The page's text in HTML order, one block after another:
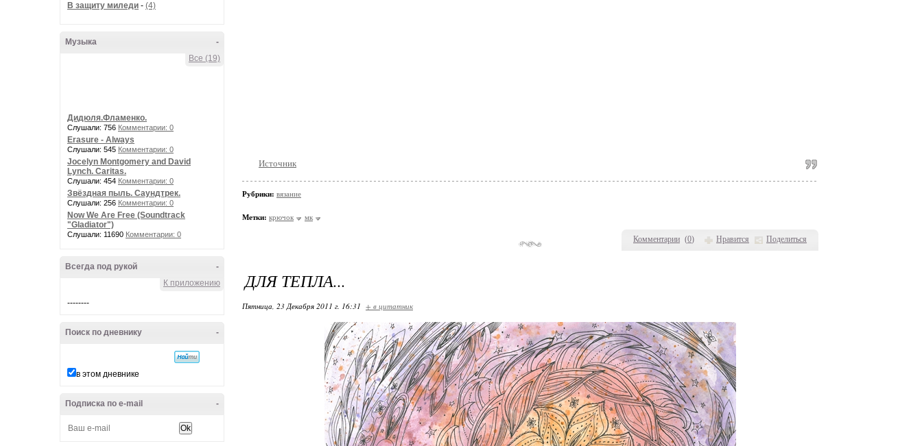
В защиту миледи - (4)
-
Музыка
Все (19)
Дидюля.Фламенко.
Слушали: 756 Комментарии: 0
Erasure - Always
Слушали: 545 Комментарии: 0
Jocelyn Montgomery and David
Lynch. Caritas.
Слушали: 454 Комментарии: 0
Звёздная пыль. Саундтрек.
Слушали: 256 Комментарии: 0
Now We Are Free (Soundtrack
"Gladiator")
Слушали: 11690 Комментарии: 0
-
Всегда под рукой
К приложению
--------
-
Поиск по дневнику
в этом дневнике
-
Подписка по e-mail
Комментарии (0) Нравится Поделиться
Источник
Рубрики: вязание
Метки: крючок мк
ДЛЯ ТЕПЛА...
Пятница, 23 Декабря 2011 г. 16:31 + в цитатник